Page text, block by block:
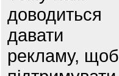
доводиться
давати
рекламу, щоб